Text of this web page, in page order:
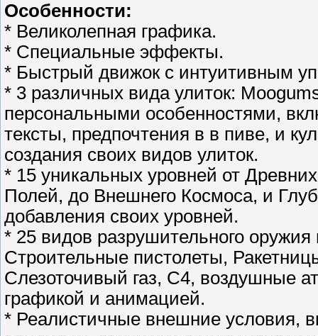
Особенности:
* Великолепная графика.
* Специальные эффекты.
* Быстрый движок с интуитивным
* 3 различных вида улиток:
персональными особенностями,
тексты, предпочтения в в пиве, и
создания своих видов улиток.
* 15 уникальных уровней от
Полей, до Внешнего Космоса, и
добавления своих уровней.
* 25 видов разрушительного
Строительные пистолеты,
Слезоточивый газ, C4, воздушные
графикой и анимацией.
* Реалистичные внешние условия,